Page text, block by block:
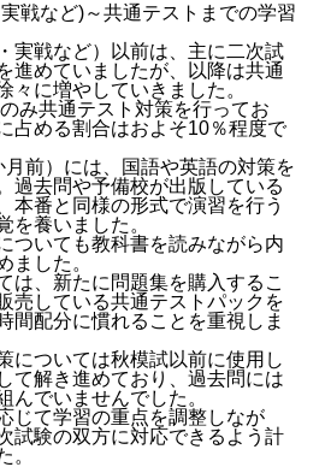
戦など)～共通テストまでの学習
実戦など）以前は、主に二次試
進めていましたが、以降は共通
々に増やしていきました。
み共通テスト対策を行ってお
占める割合はおよそ10％程度で
前）には、国語や英語の対策を
過去問や予備校が出版している
本番と同様の形式で演習を行う
を養いました。
ついても教科書を読みながら内
ました。
は、新たに問題集を購入するこ
売している共通テストパックを
間配分に慣れることを重視しま
については秋模試以前に使用し
て解き進めており、過去問には
んでいませんでした。
じて学習の重点を調整しなが
試験の双方に対応できるよう計
。